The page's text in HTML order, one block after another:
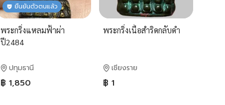
ยืนยันตัวตนแล้ว
พระกริ่งแหลมฟ้าผ่า
ปี2484
ปทุมธานี
฿ 1,850
พระกริ่งเนื้อสำริดกลับดำ
เชียงราย
฿ 1